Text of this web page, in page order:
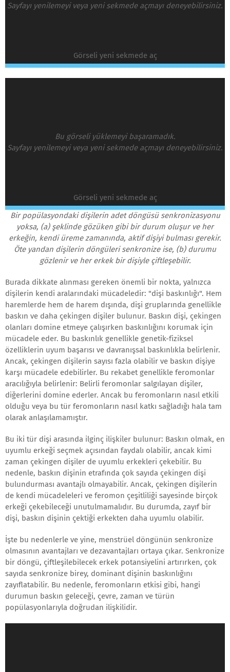
Sayfayı yenilemeyi veya yeni sekmede açmayı deneyebilirsiniz.
Görseli yeni sekmede aç
Bu görseli yüklemeyi başaramadık.
Sayfayı yenilemeyi veya yeni sekmede açmayı deneyebilirsiniz.
Görseli yeni sekmede aç
Bir popülasyondaki dişilerin adet döngüsü senkronizasyonu
yoksa, (a) şeklinde gözüken gibi bir durum oluşur ve her
erkeğin, kendi üreme zamanında, aktif dişiyi bulması gerekir.
Öte yandan dişilerin döngüleri senkronize ise, (b) durumu
gözlenir ve her erkek bir dişiyle çiftleşebilir.
Burada dikkate alınması gereken önemli bir nokta, yalnızca
dişilerin kendi aralarındaki mücadeledir: "dişi baskınlığı". Hem
haremlerde hem de harem dışında, dişi gruplarında genellikle
baskın ve daha çekingen dişiler bulunur. Baskın dişi, çekingen
olanları domine etmeye çalışırken baskınlığını korumak için
mücadele eder. Bu baskınlık genellikle genetik-fiziksel
özelliklerin uyum başarısı ve davranışsal baskınlıkla belirlenir.
Ancak, çekingen dişilerin sayısı fazla olabilir ve baskın dişiye
karşı mücadele edebilirler. Bu rekabet genellikle feromonlar
aracılığıyla belirlenir: Belirli feromonlar salgılayan dişiler,
diğerlerini domine ederler. Ancak bu feromonların nasıl etkili
olduğu veya bu tür feromonların nasıl katkı sağladığı hala tam
olarak anlaşılamamıştır.
Bu iki tür dişi arasında ilginç ilişkiler bulunur: Baskın olmak, en
uyumlu erkeği seçmek açısından faydalı olabilir, ancak kimi
zaman çekingen dişiler de uyumlu erkekleri çekebilir. Bu
nedenle, baskın dişinin etrafında çok sayıda çekingen dişi
bulundurması avantajlı olmayabilir. Ancak, çekingen dişilerin
de kendi mücadeleleri ve feromon çeşitliliği sayesinde birçok
erkeği çekebileceği unutulmamalıdır. Bu durumda, zayıf bir
dişi, baskın dişinin çektiği erkekten daha uyumlu olabilir.
İşte bu nedenlerle ve yine, menstrüel döngünün senkronize
olmasının avantajları ve dezavantajları ortaya çıkar. Senkronize
bir döngü, çiftleşilebilecek erkek potansiyelini artırırken, çok
sayıda senkronize birey, dominant dişinin baskınlığını
zayıflatabilir. Bu nedenle, feromonların etkisi gibi, hangi
durumun baskın geleceği, çevre, zaman ve türün
popülasyonlarıyla doğrudan ilişkilidir.